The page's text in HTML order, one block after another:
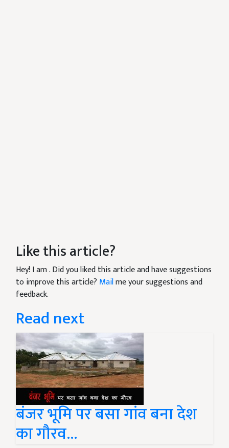
Like this article?
Hey! I am. Did you liked this article and have suggestions
to improve this article? Mailme your suggestions and
feedback.
Read next
बंजर भूमि पर बसा गांव बना देश
का गौरव...